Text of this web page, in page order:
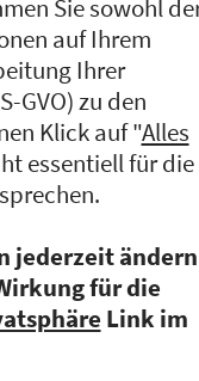
heben. RIAA
als
oder als
es